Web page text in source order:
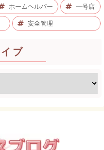
ホームヘルパー 一号店
安全管理
ブ